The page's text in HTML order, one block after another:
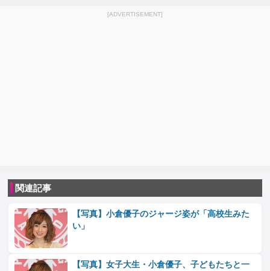
[ADVERTISEMENT]
関連記事
【写真】小倉優子のジャージ姿が「高校生みた
い」
【写真】女子大生・小倉優子、子どもたちと一